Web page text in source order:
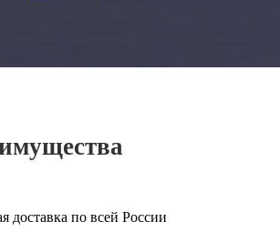
доставка по всей России